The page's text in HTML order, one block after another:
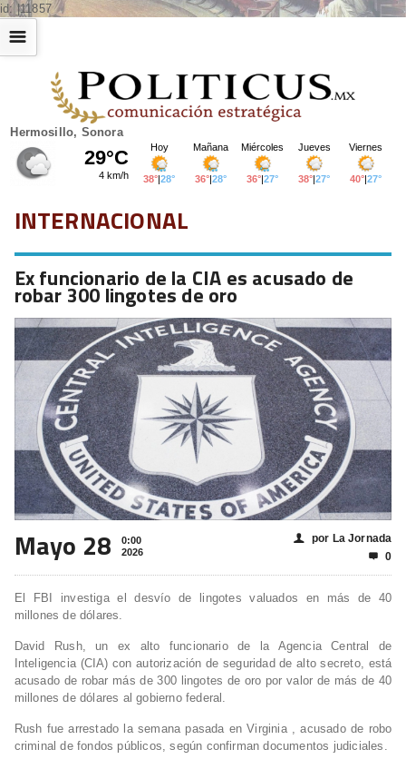
id: |11857
Hermosillo, Sonora
☰
INTERNACIONAL
Ex funcionario de la CIA es acusado de
robar 300 lingotes de oro
Mayo 28
0:00
2026
👤 por La Jornada
 0
El FBI investiga el desvío de lingotes valuados en más de 40
millones de dólares.
David Rush, un ex alto funcionario de la Agencia Central de
Inteligencia (CIA) con autorización de seguridad de alto secreto, está
acusado de robar más de 300 lingotes de oro por valor de más de 40
millones de dólares al gobierno federal.
Rush fue arrestado la semana pasada en Virginia , acusado de robo
criminal de fondos públicos, según confirman documentos judiciales.